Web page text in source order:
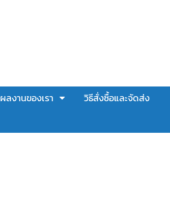
ผลงานของเรา
วิธีสั่งซื้อและจัดส่ง